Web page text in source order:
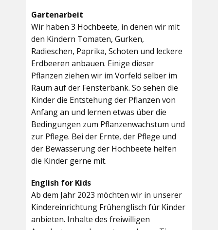
Gartenarbeit
Wir haben 3 Hochbeete, in denen wir mit
den Kindern Tomaten, Gurken,
Radieschen, Paprika, Schoten und leckere
Erdbeeren anbauen. Einige dieser
Pflanzen ziehen wir im Vorfeld selber im
Raum auf der Fensterbank. So sehen die
Kinder die Entstehung der Pflanzen von
Anfang an und lernen etwas über die
Bedingungen zum Pflanzenwachstum und
zur Pflege. Bei der Ernte, der Pflege und
der Bewässerung der Hochbeete helfen
die Kinder gerne mit.
English for Kids
Ab dem Jahr 2023 möchten wir in unserer
Kindereinrichtung Frühenglisch für Kinder
anbieten. Inhalte des freiwilligen